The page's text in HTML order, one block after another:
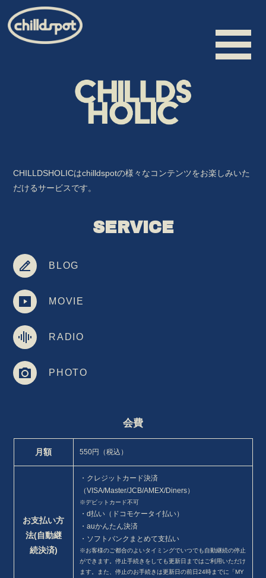
HOME
BIOGRAPHY
DISCOGRAPHY
CHILLDSHOLICはchilldspotの様々なコンテンツをお楽しみいた
だけるサービスです。
SERVICE
BLOG
MOVIE
RADIO
PHOTO
会費
月額 550円（税込）
お支払い方
法(自動継
続決済)
・クレジットカード決済
（VISA/Master/JCB/AMEX/Diners）
※デビットカード不可
・d払い（ドコモケータイ払い）
・auかんたん決済
・ソフトバンクまとめて支払い
※お客様のご都合のよいタイミングでいつでも自動継続の停止
ができます。停止手続きをしても更新日まではご利用いただけ
ます。また、停止のお手続きは更新日の前日24時までに「MY